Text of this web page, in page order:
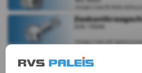
7982
TX